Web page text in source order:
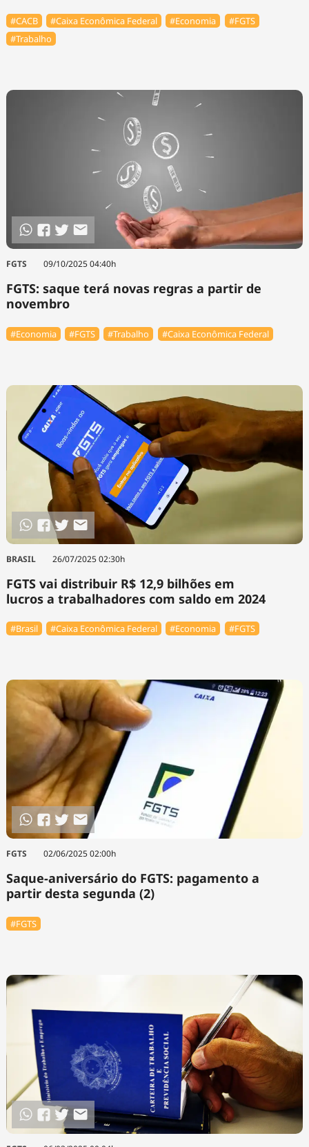
#⁠CACB #Caixa Econômica Federal #Economia
#FGTS
#Trabalho
FGTS 09/10/2025 04:40h
FGTS: saque terá novas regras a partir de
novembro
#Economia #FGTS #Trabalho #Caixa Econômica Federal
BRASIL 26/07/2025 02:30h
FGTS vai distribuir R$ 12,9 bilhões em
lucros a trabalhadores com saldo em 2024
#Brasil #Caixa Econômica Federal #Economia #FGTS
FGTS 02/06/2025 02:00h
Saque-aniversário do FGTS: pagamento a
partir desta segunda (2)
#FGTS